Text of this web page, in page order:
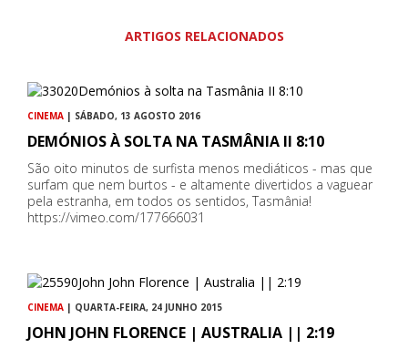
ARTIGOS RELACIONADOS
CINEMA | SÁBADO, 13 AGOSTO 2016
DEMÓNIOS À SOLTA NA TASMÂNIA II 8:10
São oito minutos de surfista menos mediáticos - mas que
surfam que nem burtos - e altamente divertidos a vaguear
pela estranha, em todos os sentidos, Tasmânia!
https://vimeo.com/177666031
CINEMA | QUARTA-FEIRA, 24 JUNHO 2015
JOHN JOHN FLORENCE | AUSTRALIA || 2:19